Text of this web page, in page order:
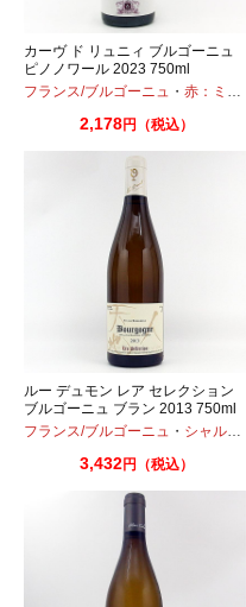
カーヴ ド リュニィ ブルゴーニュ
ピノノワール 2023 750ml
フランス/ブルゴーニュ ・ 赤：ミディアムボディ
2,178円（税込）
ルー デュモン レア セレクション
ブルゴーニュ ブラン 2013 750ml
フランス/ブルゴーニュ ・ シャルドネ
3,432円（税込）